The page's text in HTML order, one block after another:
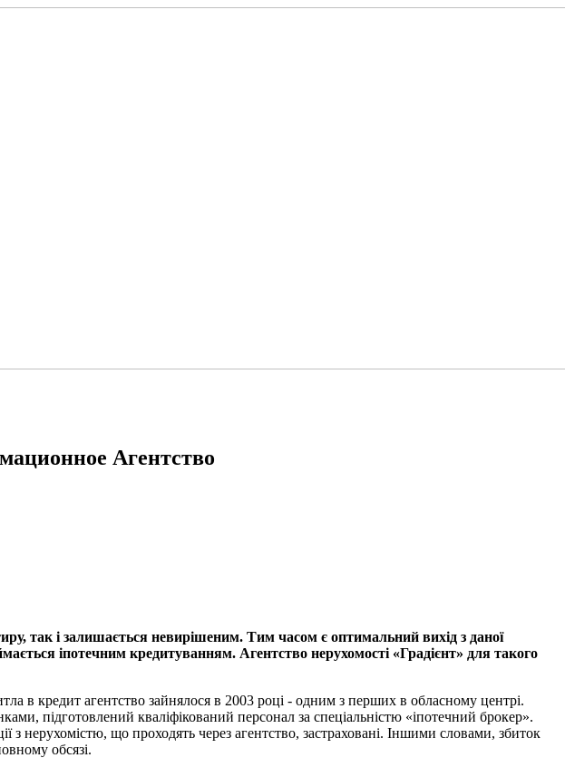
Агентство
так і залишається невирішеним. Тим часом є оптимальний вихід з даної
іпотечним кредитуванням. Агентство нерухомості «Градієнт» для такого
в кредит агентство зайнялося в 2003 році - одним з перших в обласному центрі.
підготовлений кваліфікований персонал за спеціальністю «іпотечний брокер».
з нерухомістю, що проходять через агентство, застраховані. Іншими словами, збиток
обсязі.